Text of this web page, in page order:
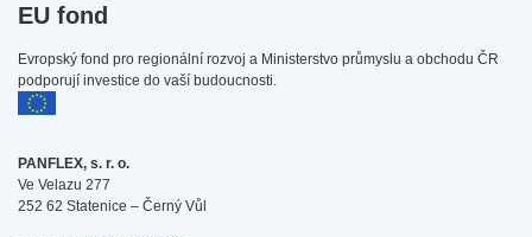
EU fond
Evropský fond pro regionální rozvoj a Ministerstvo průmyslu a obchodu ČR
podporují investice do vaší budoucnosti.
PANFLEX, s. r. o.
Ve Velazu 277
252 62 Statenice – Černý Vůl